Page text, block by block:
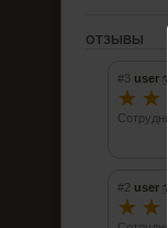
ОТЗЫВЫ
#3 user
☆ ☆
#2 user
☆ ☆